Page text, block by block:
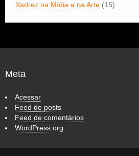
Xadrez na Mídia e na Arte (15)
Meta
Acessar
Feed de posts
Feed de comentários
WordPress.org